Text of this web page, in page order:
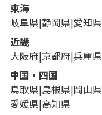
東海
岐阜県 静岡県 愛知県
近畿
大阪府 京都府 兵庫県
中国・四国
鳥取県 島根県 岡山県
愛媛県 高知県